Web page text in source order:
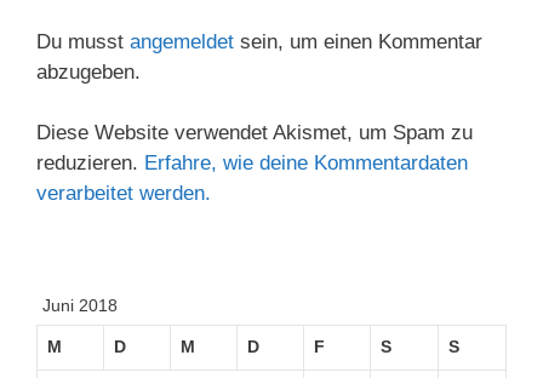
Du musst angemeldet sein, um einen Kommentar
abzugeben.
Diese Website verwendet Akismet, um Spam zu
reduzieren. Erfahre, wie deine Kommentardaten
verarbeitet werden.
Juni 2018
M D M D F S S